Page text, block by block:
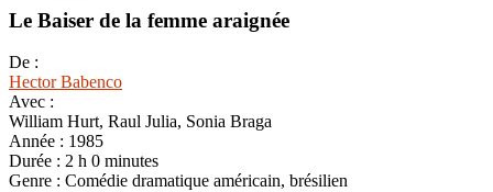
Le Baiser de la femme araignée
De :
Hector Babenco
Avec :
William Hurt, Raul Julia, Sonia Braga
Année : 1985
Durée : 2 h 0 minutes
Genre : Comédie dramatique américain, brésilien